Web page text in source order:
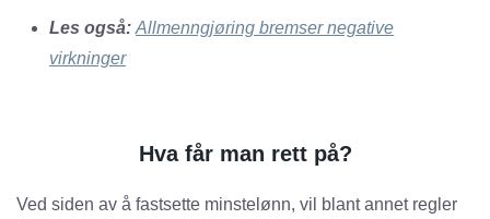
Les også:Allmenngjøring bremser negative
virkninger
Hva får man rett på?
Ved siden av å fastsette minstelønn, vil blant annet regler